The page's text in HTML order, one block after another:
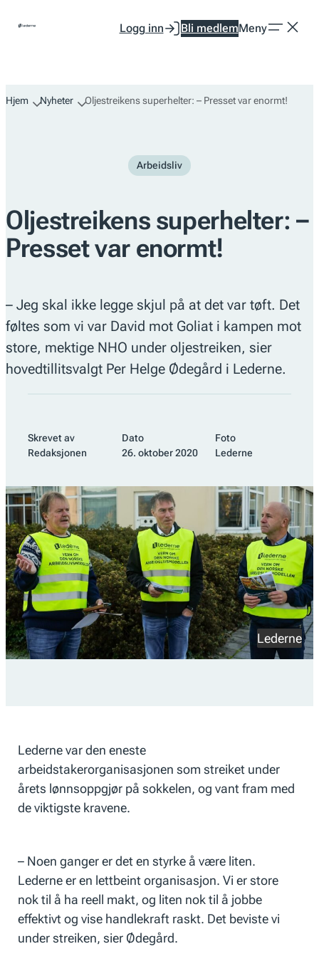
Logg inn Bli medlemMeny
Hjem Nyheter Oljestreikens superhelter: – Presset var enormt!
Arbeidsliv
Oljestreikens superhelter: –
Presset var enormt!
– Jeg skal ikke legge skjul på at det var tøft. Det
føltes som vi var David mot Goliat i kampen mot
store, mektige NHO under oljestreiken, sier
hovedtillitsvalgt Per Helge Ødegård i Lederne.
Skrevet av
Redaksjonen
Dato
26. oktober 2020
Foto
Lederne
Lederne
Lederne var den eneste
arbeidstakerorganisasjonen som streiket under
årets lønnsoppgjør på sokkelen, og vant fram med
de viktigste kravene.
– Noen ganger er det en styrke å være liten.
Lederne er en lettbeint organisasjon. Vi er store
nok til å ha reell makt, og liten nok til å jobbe
effektivt og vise handlekraft raskt. Det beviste vi
under streiken, sier Ødegård.